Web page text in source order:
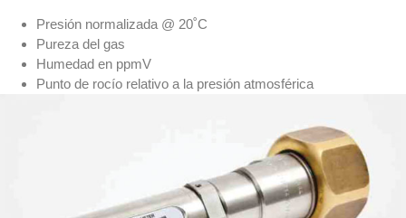
Presión normalizada @ 20˚C
Pureza del gas
Humedad en ppmV
Punto de rocío relativo a la presión atmosférica